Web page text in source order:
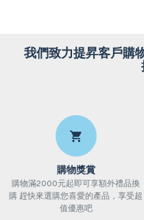
我們致力提昇客戶購
購物獎賞
購物滿2000元起即可享額外禮品換
購 趕快來選購您喜愛的產品，享受超
值優惠吧